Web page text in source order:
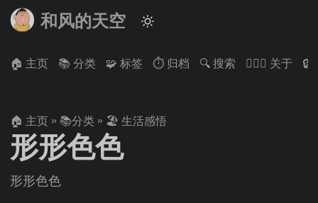
和风的天空
🏠 主页 📚 分类 🧩 标签 ⏱ 归档 🔍 搜索 🙋🏻‍♂️ 关于 🔒
🏠 主页 » 📚分类 » 🏖 生活感悟
形形色色
形形色色